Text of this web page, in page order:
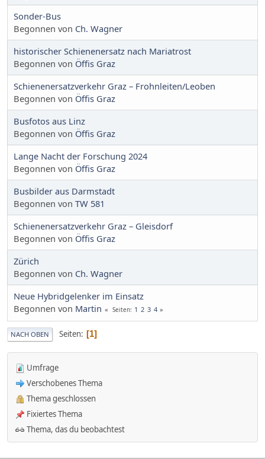
Sonder-Bus
Begonnen von Ch. Wagner
historischer Schienenersatz nach Mariatrost
Begonnen von Öffis Graz
Schienenersatzverkehr Graz – Frohnleiten/Leoben
Begonnen von Öffis Graz
Busfotos aus Linz
Begonnen von Öffis Graz
Lange Nacht der Forschung 2024
Begonnen von Öffis Graz
Busbilder aus Darmstadt
Begonnen von TW 581
Schienenersatzverkehr Graz – Gleisdorf
Begonnen von Öffis Graz
Zürich
Begonnen von Ch. Wagner
Neue Hybridgelenker im Einsatz
Begonnen von Martin Seiten 1 2 3 4
NACH OBEN Seiten 1
Umfrage
Verschobenes Thema
Thema geschlossen
Fixiertes Thema
Thema, das du beobachtest